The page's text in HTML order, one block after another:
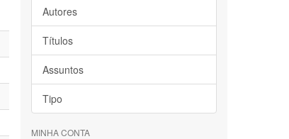
Autores
Títulos
Assuntos
Tipo
MINHA CONTA